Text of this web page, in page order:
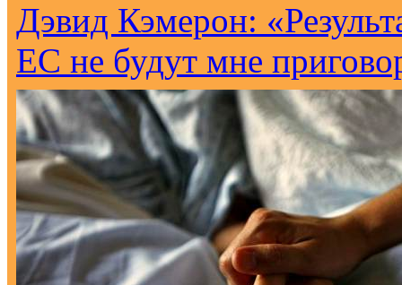
Дэвид Кэмерон:
ЕС не будут мне